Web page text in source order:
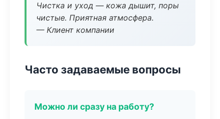
Чистка и уход — кожа дышит, поры
чистые. Приятная атмосфера.
— Клиент компании
Часто задаваемые вопросы
Можно ли сразу на работу?